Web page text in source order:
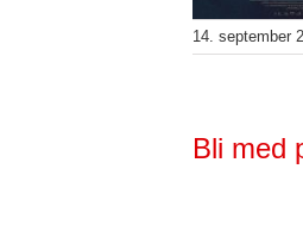
14. september
Bli med